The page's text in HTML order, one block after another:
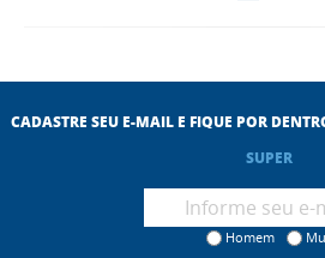
CADASTRE SEU E-MAIL E FIQUE POR
SUPER
Homem